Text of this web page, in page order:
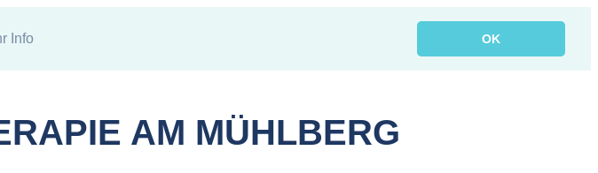
Info OK
AM MÜHLBERG